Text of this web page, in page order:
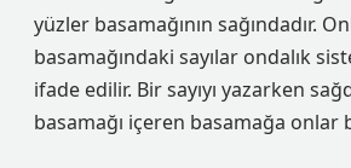
yüzler basamağının sağındadır.
basamağındaki sayılar ondalık
ifade edilir. Bir sayıyı yazarken
basamağı içeren basamağa onlar